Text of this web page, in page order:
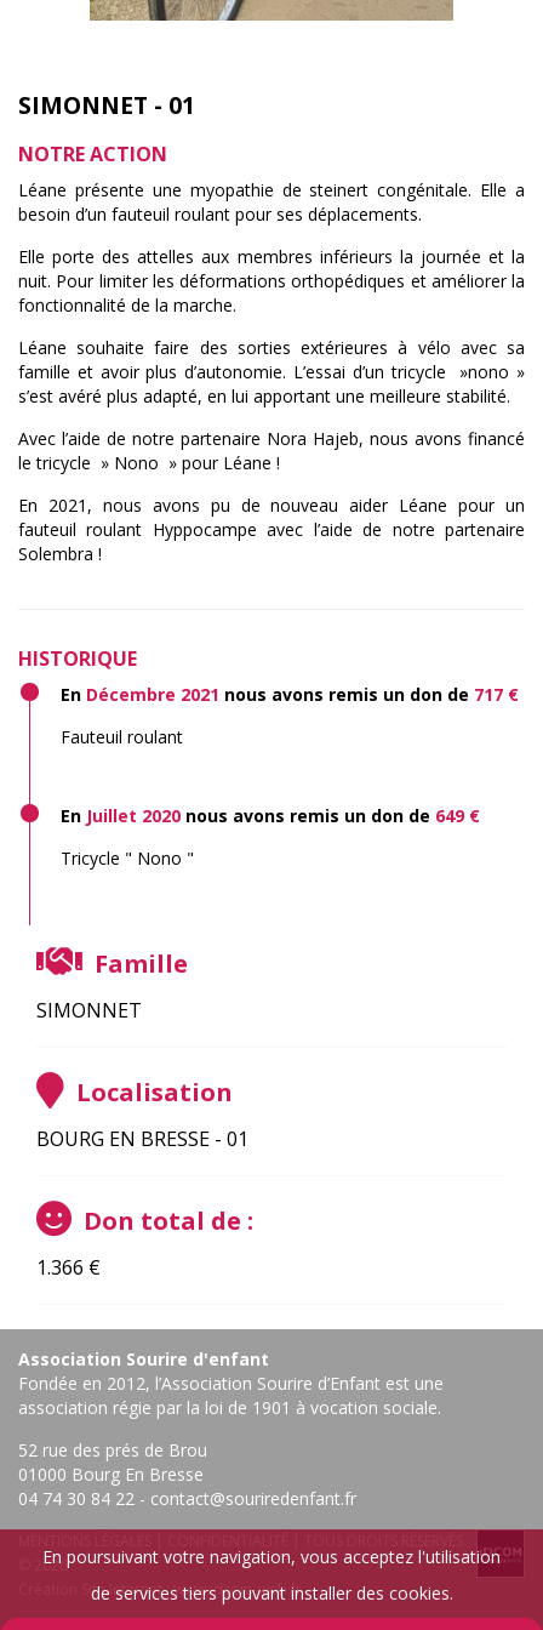
SIMONNET - 01
NOTRE ACTION
Léane présente une myopathie de steinert congénitale. Elle a
besoin d’un fauteuil roulant pour ses déplacements.
Elle porte des attelles aux membres inférieurs la journée et la
nuit. Pour limiter les déformations orthopédiques et améliorer la
fonctionnalité de la marche.
Léane souhaite faire des sorties extérieures à vélo avec sa
famille et avoir plus d’autonomie. L’essai d’un tricycle »nono »
s’est avéré plus adapté, en lui apportant une meilleure stabilité.
Avec l’aide de notre partenaire Nora Hajeb, nous avons financé
le tricycle » Nono » pour Léane !
En 2021, nous avons pu de nouveau aider Léane pour un
fauteuil roulant Hyppocampe avec l’aide de notre partenaire
Solembra !
HISTORIQUE
En Décembre 2021 nous avons remis un don de 717 €
Fauteuil roulant
En Juillet 2020 nous avons remis un don de 649 €
Tricycle " Nono "
Famille
SIMONNET
Localisation
BOURG EN BRESSE - 01
Don total de :
1.366 €
Association Sourire d'enfant
Fondée en 2012, l’Association Sourire d’Enfant est une
association régie par la loi de 1901 à vocation sociale.
52 rue des prés de Brou
01000 Bourg En Bresse ‎
04 74 30 84 22 - contact@souriredenfant.fr
© 2026
Création Site Internet :www.idcom-web.fr
En poursuivant votre navigation, vous acceptez l'utilisation
de services tiers pouvant installer des cookies.